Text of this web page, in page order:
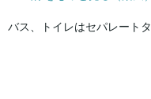
バス、トイレはセパレートタ